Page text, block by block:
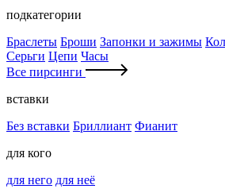
подкатегории
Браслеты Броши Запонки и зажимы
Серьги Цепи Часы
Все пирсинги
вставки
Без вставки Бриллиант Фианит
для кого
для него для неё